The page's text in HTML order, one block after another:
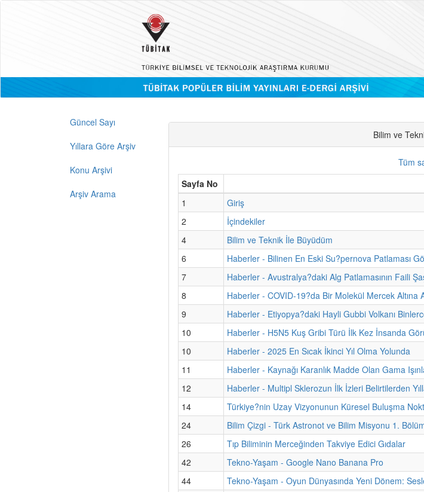
Güncel Sayı
Yıllara Göre Arşiv
Konu Arşivi
Arşiv Arama
Bilim ve
Tüm
Sayfa No
1
Giriş
2
İçindekiler
4
Bilim ve Teknik İle Büyüdüm
6
Haberler - Bilinen En Eski Su?pernova Patlaması
7
Haberler - Avustralya?daki Alg Patlamasının Faili
8
Haberler - COVID-19?da Bir Molekül Mercek Altına
9
Haberler - Etiyopya?daki Hayli Gubbi Volkanı
10
Haberler - H5N5 Kuş Gribi Türü İlk Kez İnsanda
10
Haberler - 2025 En Sıcak İkinci Yıl Olma Yolunda
11
Haberler - Kaynağı Karanlık Madde Olan Gama
12
Haberler - Multipl Sklerozun İlk İzleri Belirtilerden
14
Türkiye?nin Uzay Vizyonunun Küresel Buluşma
24
Bilim Çizgi - Türk Astronot ve Bilim Misyonu 1.
26
Tıp Biliminin Merceğinden Takviye Edici Gıdalar
42
Tekno-Yaşam - Google Nano Banana Pro
44
Tekno-Yaşam - Oyun Dünyasında Yeni Dönem: